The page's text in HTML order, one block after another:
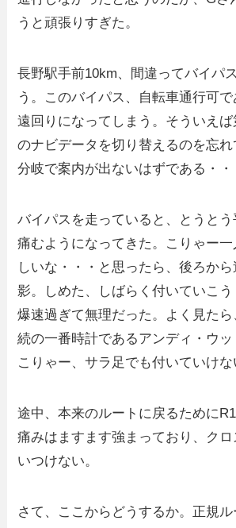
うと頑張りすぎた。
長野駅手前10km、間違ってバイパ
う。このバイパス、自転車通行可で
遠回りになってしまう。そういえば
のナビデータを切り替えるのを忘
分岐で案内が出ないはずである・・
バイパスを走っていると、とうと
痛むようになってきた。こりゃー
しいな・・・と思ったら、後ろか
影。しめた、しばらく付いていこう
爆速過ぎて無理だった。よく見た
続の一番時計であるアンディ・ウッ
こりゃー、サラ足でも付いていけな
途中、本来のルートに戻るために
痛みはますます強まっており、ク
いつけない。
さて、ここからどうするか。正規